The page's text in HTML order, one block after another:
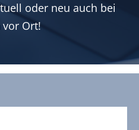
oder neu auch bei
vor Ort!